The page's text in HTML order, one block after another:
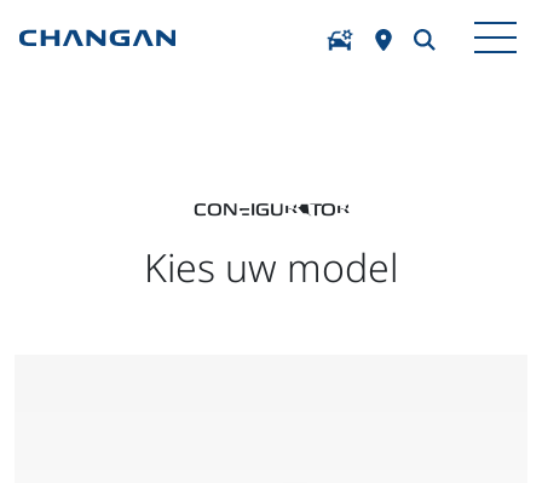
CONFIGURATOR
Kies uw model